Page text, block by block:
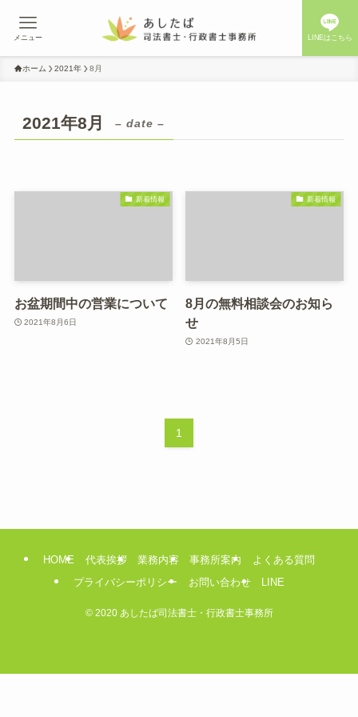
LINEはこちら
メニュー
ホーム 2021年 8月
2021年8月 – date –
新着情報
お盆期間中の営業について
2021年8月6日
新着情報
8月の無料相談会のお知ら
せ
2021年8月5日
1
HOME 代表挨拶 業務内容 事務所案内
よくある質問
プライバシーポリシー
お問い合わせ LINE
©2020 あしたば司法書士・行政書士事務所